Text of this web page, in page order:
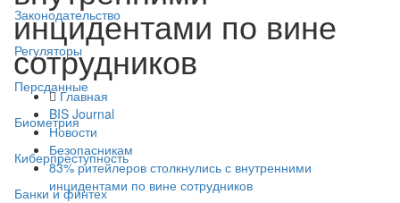
Законодательство
Регуляторы
Персданные
Биометрия
Киберпреступность
Банки и финтех
инцидентами по вине
сотрудников
Главная
BIS Journal
Новости
Безопасникам
83% ритейлеров столкнулись с внутренними
инцидентами по вине сотрудников